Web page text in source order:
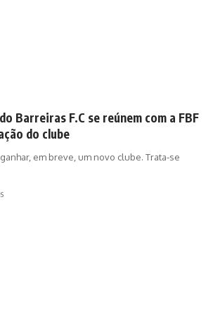
Barreiras F.C se reúnem com a FBF
do clube
em breve, um novo clube. Trata-se